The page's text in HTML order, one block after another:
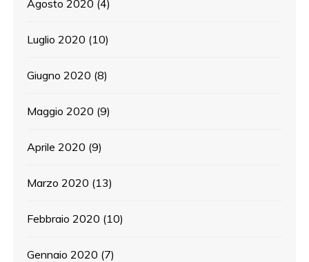
Agosto 2020 (4)
Luglio 2020 (10)
Giugno 2020 (8)
Maggio 2020 (9)
Aprile 2020 (9)
Marzo 2020 (13)
Febbraio 2020 (10)
Gennaio 2020 (7)